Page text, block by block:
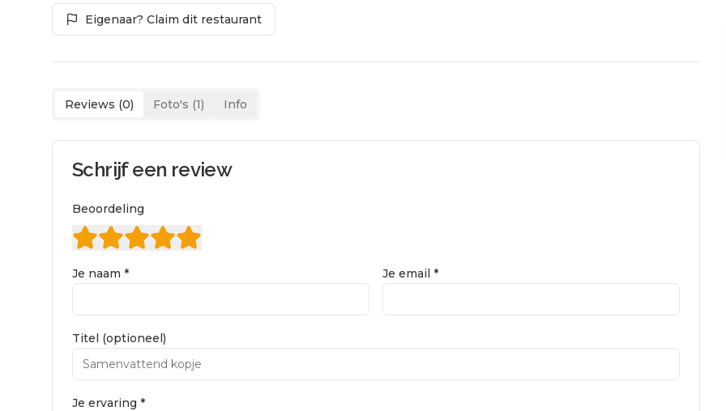
Eigenaar? Claim dit restaurant
Reviews (0) Foto's (1) Info
Schrijf een review
Beoordeling
Je naam * Je email *
Titel (optioneel)
Je ervaring *